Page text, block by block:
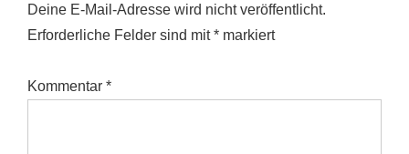
Deine E-Mail-Adresse wird nicht veröffentlicht.
Erforderliche Felder sind mit* markiert
Kommentar *